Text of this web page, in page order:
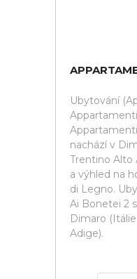
Ubytování
nachází v
Trentino Alto
a výhled na
di Legno.
Ai Bonetei 2
Dimaro
Adige).